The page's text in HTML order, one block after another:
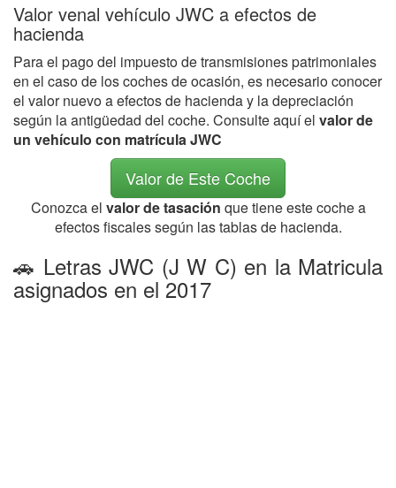
Valor venal vehículo JWC a efectos de
hacienda
Para el pago del impuesto de transmisiones patrimoniales
en el caso de los coches de ocasión, es necesario conocer
el valor nuevo a efectos de hacienda y la depreciación
según la antigüedad del coche. Consulte aquí el valor de
un vehículo con matrícula JWC
Valor de Este Coche
Conozca el valor de tasación que tiene este coche a
efectos fiscales según las tablas de hacienda.
🚗 Letras JWC (J W C) en la Matricula
asignados en el 2017